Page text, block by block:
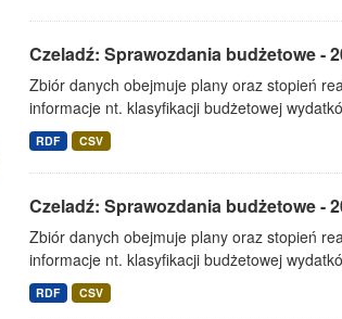
Czeladź: Sprawozdania budżetowe -
Zbiór danych obejmuje plany oraz stopień
informacje nt. klasyfikacji budżetowej
RDF CSV
Czeladź: Sprawozdania budżetowe -
Zbiór danych obejmuje plany oraz stopień
informacje nt. klasyfikacji budżetowej
RDF CSV